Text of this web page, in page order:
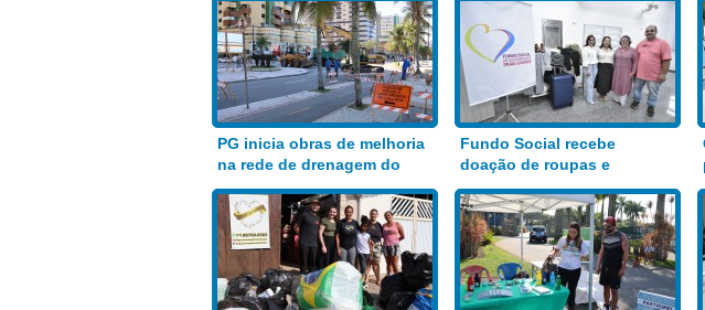
PG inicia obras de melhoria
na rede de drenagem do
Bairro Aviação
Fundo Social recebe
doação de roupas e
alimentos